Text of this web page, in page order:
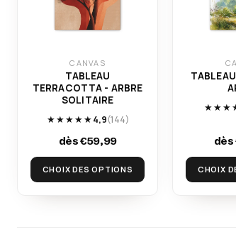
CANVAS
TABLEAU
TERRACOTTA - ARBRE
SOLITAIRE
★★★★★4,9(144)
dès €59,99
CHOIX DES OPTIONS
dès
CHOIX